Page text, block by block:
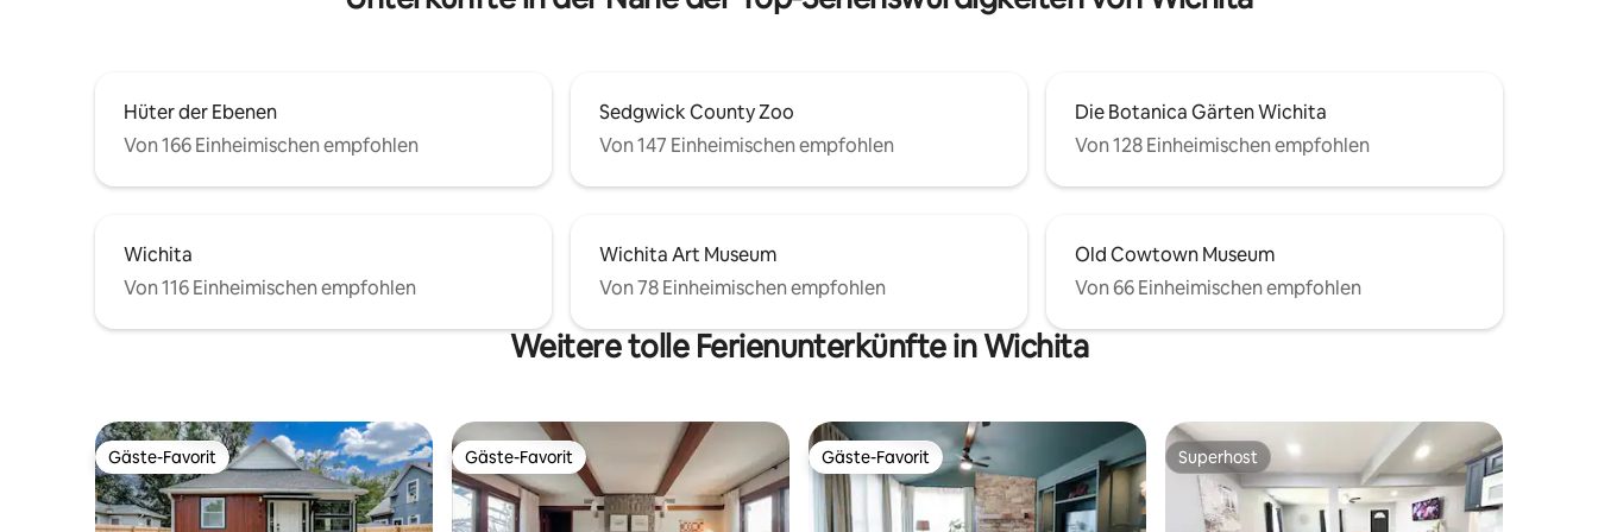
entspannen – wir haben alles, was du
Hüter der Ebenen
Von 166 Einheimischen empfohlen
Sedgwick County Zoo
Von 147 Einheimischen empfohlen
Die Botanica Gärten Wichita
Von 128 Einheimischen empfohlen
Wichita
Von 116 Einheimischen empfohlen
Wichita Art Museum
Von 78 Einheimischen empfohlen
Old Cowtown Museum
Von 66 Einheimischen empfohlen
Weitere tolle Ferienunterkünfte in Wichita
Gäste-Favorit
Gäste-Favorit Gäste-Favorit
Gäste-Favorit Gäste-Favorit
Gäste-Favorit Superhost
Superhost